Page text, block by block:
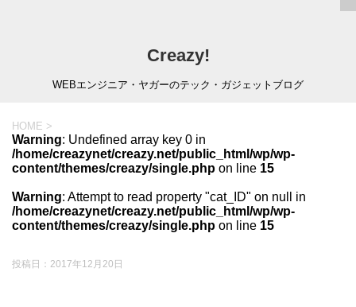
Creazy!
WEBエンジニア・ヤガーのテック・ガジェットブログ
HOME >
Warning: Undefined array key 0 in
/home/creazynet/creazy.net/public_html/wp/wp-
content/themes/creazy/single.php on line 15
Warning: Attempt to read property "cat_ID" on null in
/home/creazynet/creazy.net/public_html/wp/wp-
content/themes/creazy/single.php on line 15
投稿日： 2017年12月20日